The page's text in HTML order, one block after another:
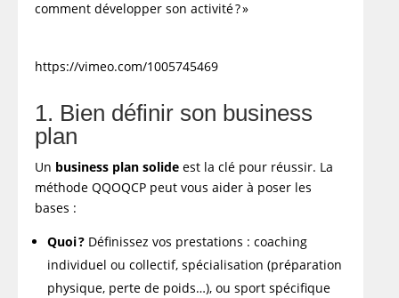
comment développer son activité ? »
https://vimeo.com/1005745469
1. Bien définir son business
plan
Un business plan solide est la clé pour réussir. La
méthode QQOQCP peut vous aider à poser les
bases :
Quoi ? Définissez vos prestations : coaching
individuel ou collectif, spécialisation (préparation
physique, perte de poids…), ou sport spécifique